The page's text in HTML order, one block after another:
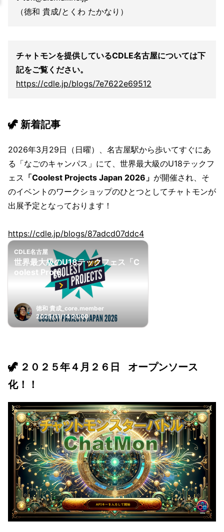
（徳和 貴成/とくわ たかなり）
チャトモンを提供しているCDLE名古屋については下
記をご覧ください。
https://cdle.jp/blogs/7e7622e69512
🦖 新着記事
2026年3月29日（日曜）、名古屋駅から歩いてすぐにあ
る「なごのキャンパス」にて、世界最大級のU18テックフ
ェス 「Coolest Projects Japan 2026」 が開催され、そ
のイベントのワークショップのひとつとしてチャトモンが
出展予定となっております！
https://cdle.jp/blogs/87adcd07ddc4
CDLE名古屋
世界最大級のU18テックフェス「C
oolest Proje...
徳和 貴成_core.member
2025/11/14 21:00
🦖 ２０２５年４月２６日 オープンソース
化！！